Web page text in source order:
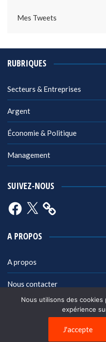
Mes Tweets
RUBRIQUES
Secteurs & Entreprises
Argent
Économie & Politique
Management
SUIVEZ-NOUS
Facebook
X
A PROPOS
A propos
Nous contacter
Politique de confidentialité
Nous utilisons des cookies
expérience
J'accepte